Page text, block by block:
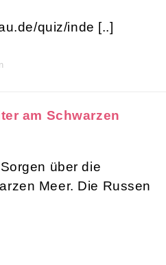
quiz/inde [..]
am Schwarzen
über die
Meer. Die Russen